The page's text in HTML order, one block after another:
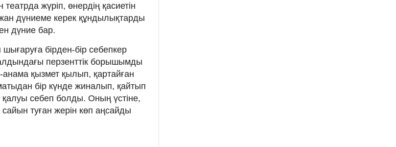
жүріп, өнердің қасиетін
дүниеме керек құндылықтарды
дүние бар.
бірден-бір себепкер
пер­зенттік борышымды
қызмет қылып, қартайған
бір күнде жиналып, қайтып
қалуы себеп болды. Оның үстіне,
туған жерін көп аңсайды